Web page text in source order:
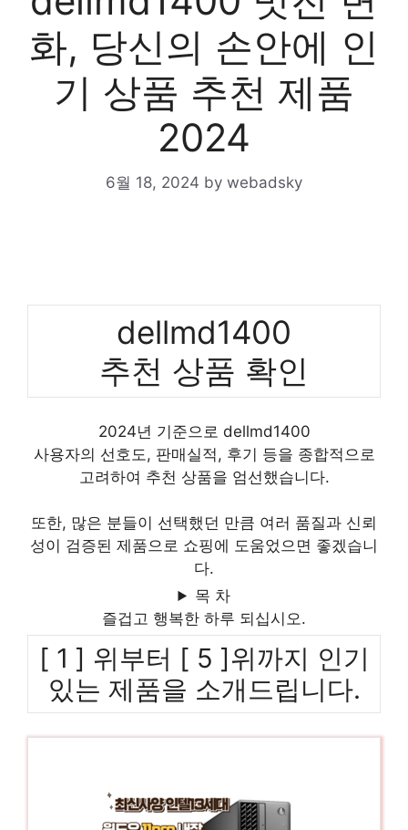
화, 당신의 손안에 인
기 상품 추천 제품
2024
6월 18, 2024 by webadsky
dellmd1400
추천 상품 확인
2024년 기준으로 dellmd1400
사용자의 선호도, 판매실적, 후기 등을 종합적으로
고려하여 추천 상품을 엄선했습니다.
또한, 많은 분들이 선택했던 만큼 여러 품질과 신뢰
성이 검증된 제품으로 쇼핑에 도움었으면 좋겠습니
다.
목 차
즐겁고 행복한 하루 되십시오.
[ 1 ] 위부터 [ 5 ]위까지 인기
있는 제품을 소개드립니다.